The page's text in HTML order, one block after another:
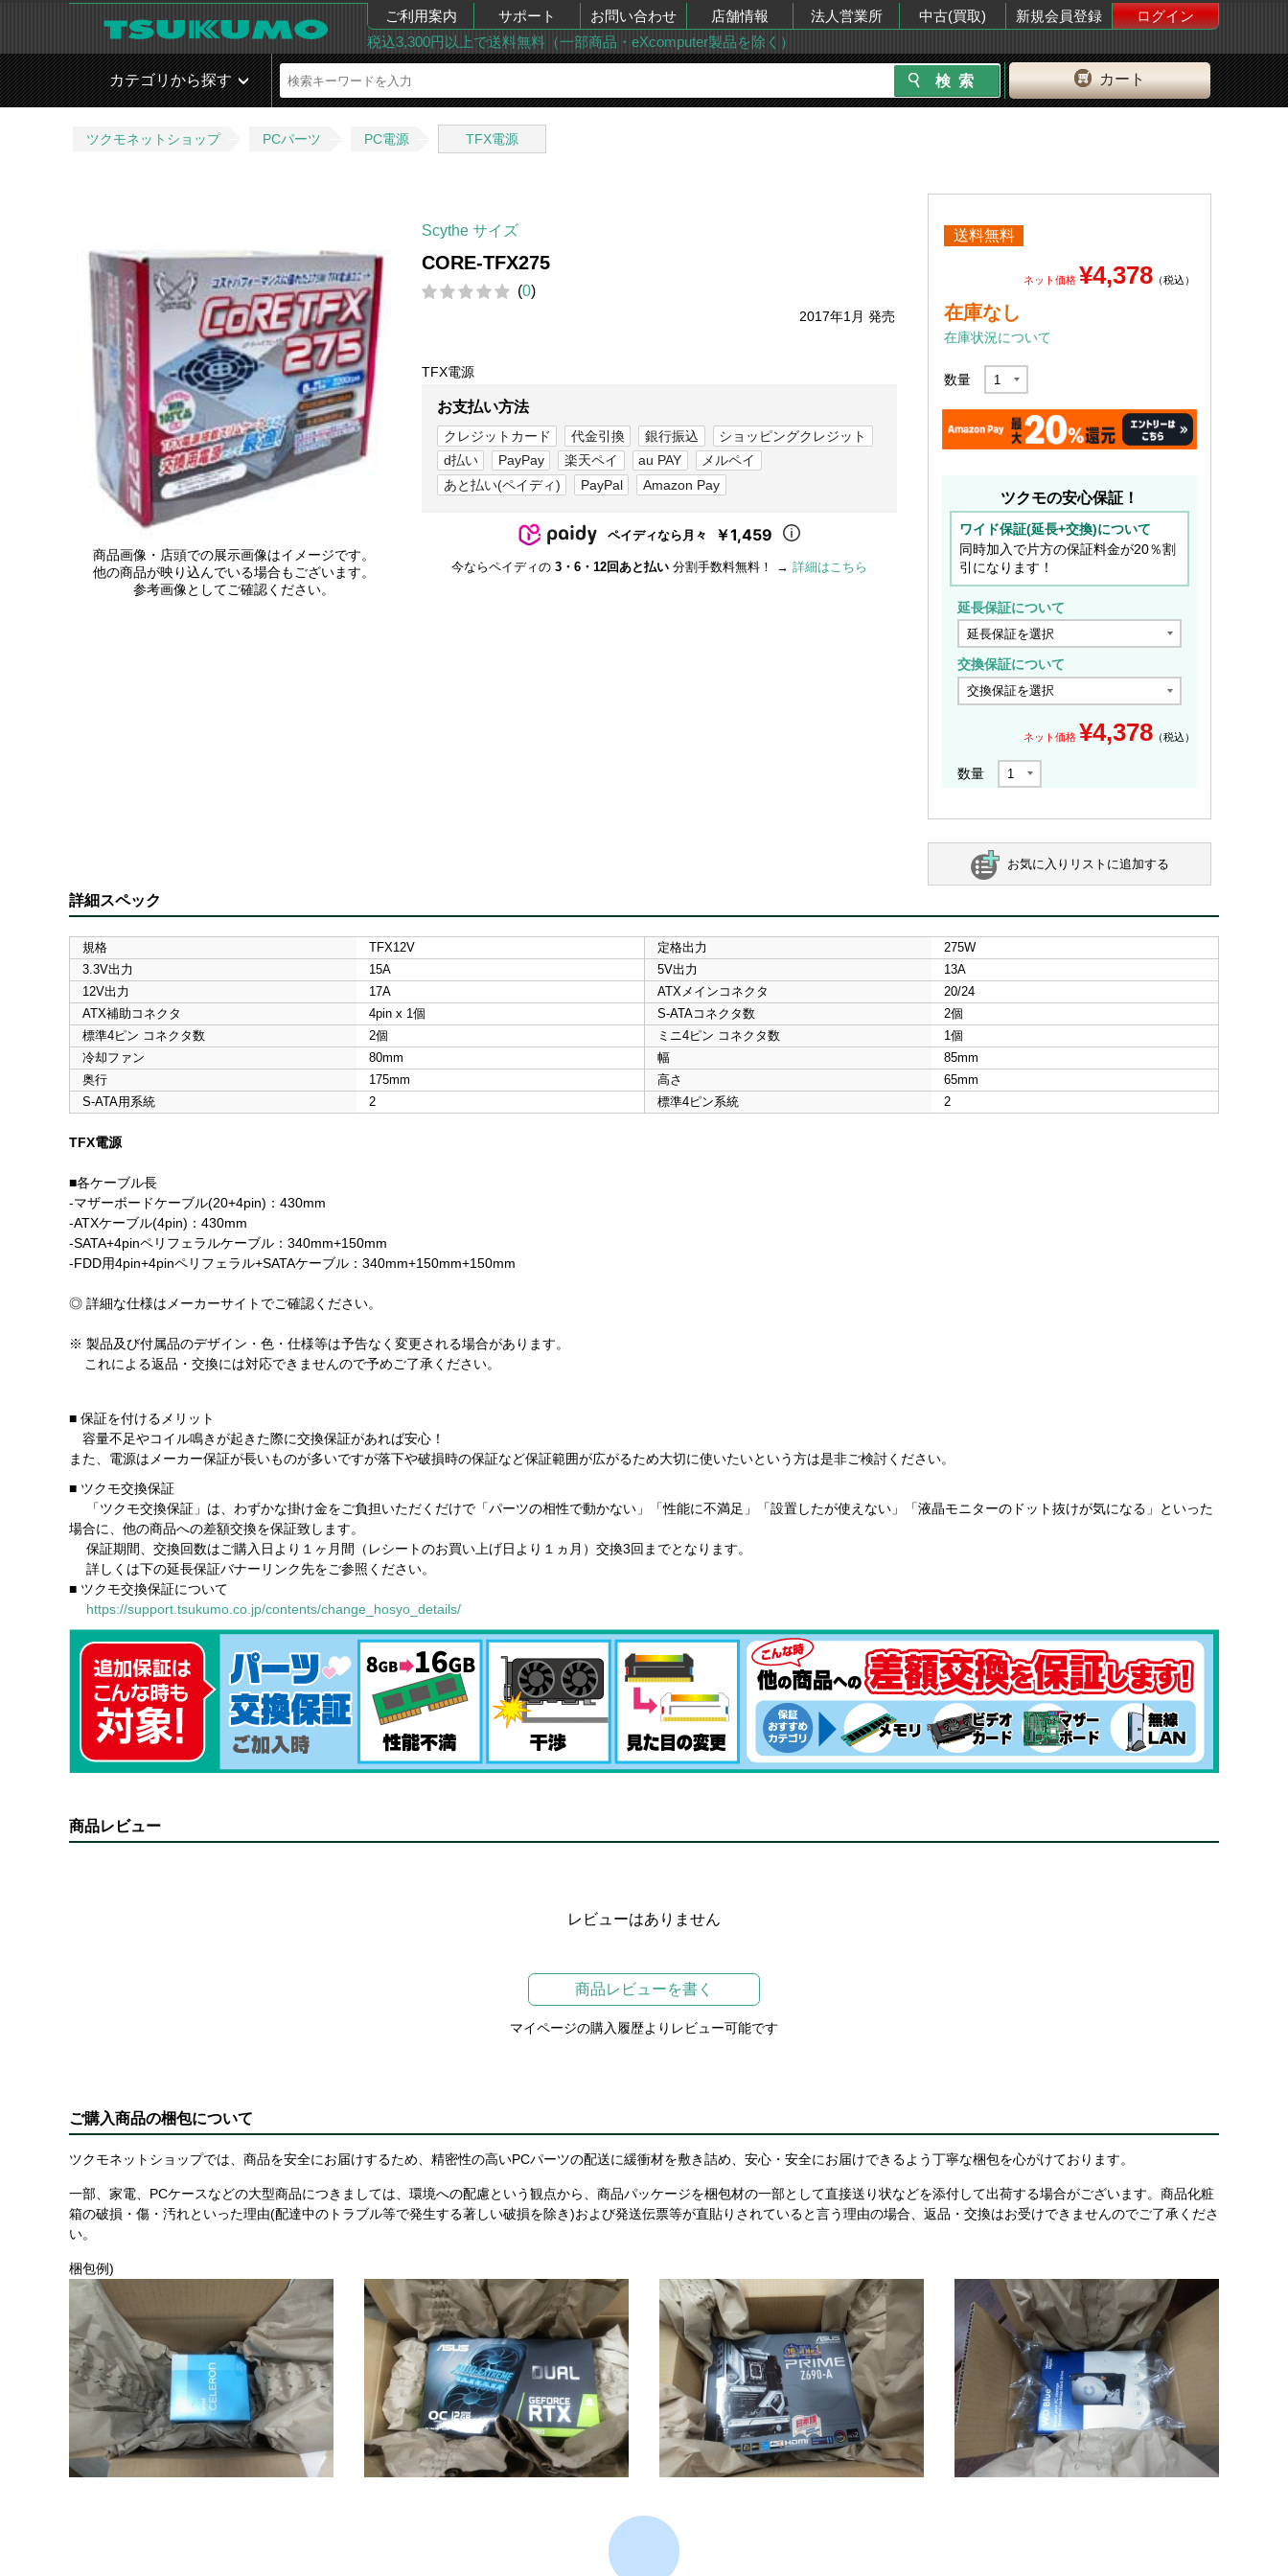
ご利用案内 サポート お問い合わせ 店舗情報 法人営業所 中古(買取) 新規会員登録
ログイン
税込3,300円以上で送料無料（一部商品・eXcomputer製品を除く）
カート
カテゴリから探す
ツクモネットショップ PCパーツ PC電源 TFX電源
商品画像・店頭での展示画像はイメージです。
他の商品が映り込んでいる場合もございます。
参考画像としてご確認ください。
Scythe サイズ
CORE-TFX275
(0)
2017年1月 発売
TFX電源
お支払い方法
クレジットカード 代金引換 銀行振込
ショッピングクレジット
d払い
PayPay 楽天ペイ au PAY
メルペイ
あと払い(ペイディ)
PayPal Amazon Pay
ペイディなら月々 ￥1,459
今ならペイディの 3・6・12回あと払い 分割手数料無料！ → 詳細はこちら
送料無料
ネット価格 ¥4,378 （税込）
在庫なし
在庫状況について
数量
ツクモの安心保証！
ワイド保証(延長+交換)について
同時加入で片方の保証料金が20％割
引になります！
延長保証について
交換保証について
ネット価格 ¥4,378 （税込）
数量
お気に入りリストに追加する
詳細スペック
規格 TFX12V 定格出力
275W
3.3V出力
15A 5V出力
13A
12V出力
17A ATXメインコネクタ
20/24
ATX補助コネクタ
4pin x 1個 S-ATAコネクタ数
2個
標準4ピン コネクタ数
2個 ミニ4ピン コネクタ数
1個
冷却ファン
80mm 幅
85mm
奥行
175mm 高さ
65mm
S-ATA用系統
2 標準4ピン系統 2
TFX電源
■各ケーブル長
-マザーボードケーブル(20+4pin)：430mm
-ATXケーブル(4pin)：430mm
-SATA+4pinペリフェラルケーブル：340mm+150mm
-FDD用4pin+4pinペリフェラル+SATAケーブル：340mm+150mm+150mm
◎ 詳細な仕様はメーカーサイトでご確認ください。
※ 製品及び付属品のデザイン・色・仕様等は予告なく変更される場合があります。
これによる返品・交換には対応できませんので予めご了承ください。
■ 保証を付けるメリット
容量不足やコイル鳴きが起きた際に交換保証があれば安心！
また、電源はメーカー保証が長いものが多いですが落下や破損時の保証など保証範囲が広がるため大切に使いたいという方は是非ご検討ください。
■ ツクモ交換保証
「ツクモ交換保証」は、わずかな掛け金をご負担いただくだけで「パーツの相性で動かない」「性能に不満足」「設置したが使えない」「液晶モニターのドット抜けが気になる」といった
場合に、他の商品への差額交換を保証致します。
保証期間、交換回数はご購入日より１ヶ月間（レシートのお買い上げ日より１ヵ月）交換3回までとなります。
詳しくは下の延長保証バナーリンク先をご参照ください。
■ ツクモ交換保証について
https://support.tsukumo.co.jp/contents/change_hosyo_details/
商品レビュー
レビューはありません
商品レビューを書く
マイページの購入履歴よりレビュー可能です
ご購入商品の梱包について
ツクモネットショップでは、商品を安全にお届けするため、精密性の高いPCパーツの配送に緩衝材を敷き詰め、安心・安全にお届けできるよう丁寧な梱包を心がけております。
一部、家電、PCケースなどの大型商品につきましては、環境への配慮という観点から、商品パッケージを梱包材の一部として直接送り状などを添付して出荷する場合がございます。商品化粧
箱の破損・傷・汚れといった理由(配達中のトラブル等で発生する著しい破損を除き)および発送伝票等が直貼りされていると言う理由の場合、返品・交換はお受けできませんのでご了承くださ
い。
梱包例)